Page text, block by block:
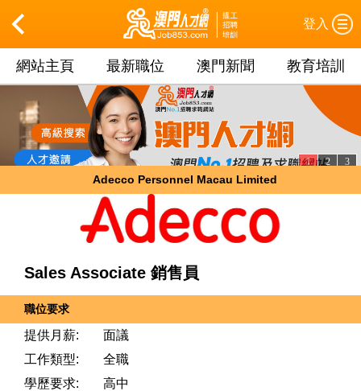
登入
網站主頁 最新職位 澳門新聞 教育培訓
3
2
1
Adecco Personnel Macau Limited
Sales Associate 銷售員
職位要求
提供月薪:
面議
工作類型:
全職
學歷要求:
高中